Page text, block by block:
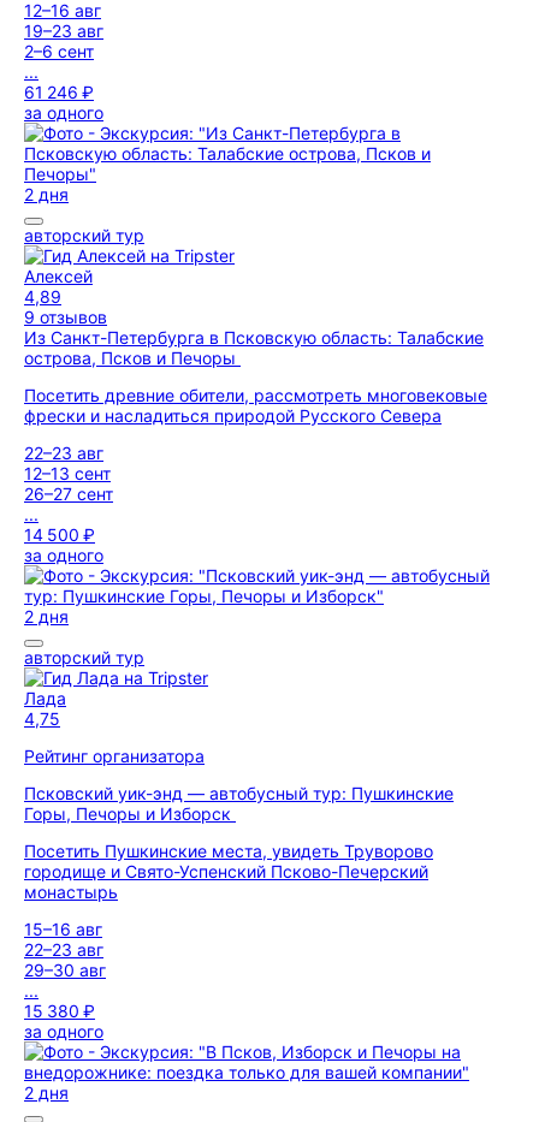
12–16 авг
19–23 авг
2–6 сент
...
61 246 ₽
за одного
2 дня
авторский тур
Алексей
4,89
9 отзывов
Из Санкт-Петербурга в Псковскую область: Талабские
острова, Псков и Печоры
Посетить древние обители, рассмотреть многовековые
фрески и насладиться природой Русского Севера
22–23 авг
12–13 сент
26–27 сент
...
14 500 ₽
за одного
2 дня
авторский тур
Лада
4,75
Рейтинг организатора
Псковский уик-энд — автобусный тур: Пушкинские
Горы, Печоры и Изборск
Посетить Пушкинские места, увидеть Труворово
городище и Свято-Успенский Псково-Печерский
монастырь
15–16 авг
22–23 авг
29–30 авг
...
15 380 ₽
за одного
2 дня